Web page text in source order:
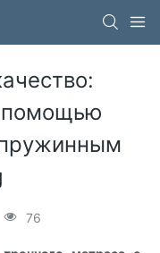
помощью
76